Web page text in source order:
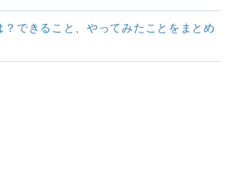
できること、やってみたことをまとめ